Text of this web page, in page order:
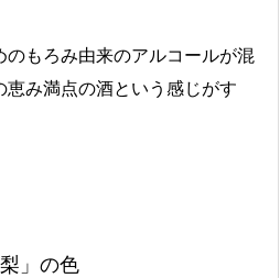
もろみ由来のアルコールが混
恵み満点の酒という感じがす
」の色